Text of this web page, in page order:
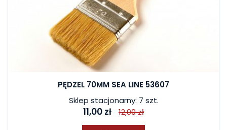
PĘDZEL 70MM SEA LINE 53607
Sklep stacjonarny: 7 szt.
11,00 zł 12,00 zł